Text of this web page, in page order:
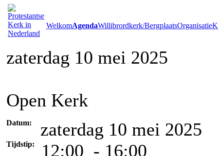
WelkomAgendaWillibrordkerk/BergplaatsOrganisatie
zaterdag 10 mei 2025
Open Kerk
Datum: zaterdag 10 mei 2025
Tijdstip: 12:00 - 16:00